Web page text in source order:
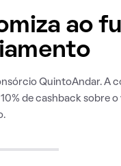
ao
QuintoAndar. A
de cashback sobre o